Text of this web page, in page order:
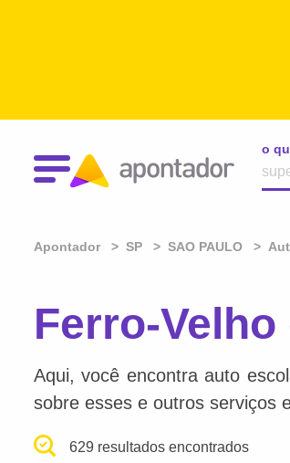
o
Apontador SP SAO PAULO
Ferro-Velho
Aqui, você encontra auto
sobre esses e outros serviços
629 resultados encontrados